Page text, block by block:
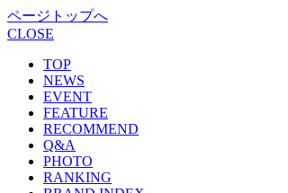
ページトップへ
CLOSE
TOP
NEWS
EVENT
FEATURE
RECOMMEND
Q&A
PHOTO
RANKING